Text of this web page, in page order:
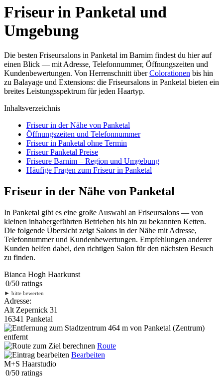
Friseur in Panketal und
Umgebung
Die besten Friseursalons in Panketal im Barnim findest du hier auf
einen Blick — mit Adresse, Telefonnummer, Öffnungszeiten und
Kundenbewertungen. Von Herrenschnitt überColorationen bis hin
zu Balayage und Extensions: die Friseursalons in Panketal bieten ein
breites Leistungsspektrum für jeden Haartyp.
Inhaltsverzeichnis
Friseur in der Nähe von Panketal
Öffnungszeiten und Telefonnummer
Friseur in Panketal ohne Termin
Friseur Panketal Preise
Friseure Barnim – Region und Umgebung
Häufige Fragen zum Friseur in Panketal
Friseur in der Nähe von Panketal
In Panketal gibt es eine große Auswahl an Friseursalons — von
kleinen inhabergeführten Betrieben bis hin zu bekannten Ketten.
Die folgende Übersicht zeigt Salons in der Nähe mit Adresse,
Telefonnummer und Kundenbewertungen. Empfehlungen anderer
Kunden helfen dabei, den richtigen Salon für den nächsten Besuch
zu finden.
Bianca Hogh Haarkunst
0/50 ratings
► bitte bewerten
Adresse:
Alt Zepernick 31
16341 Panketal
464 m von Panketal (Zentrum)
entfernt
Route
Bearbeiten
M+S Haarstudio
0/50 ratings